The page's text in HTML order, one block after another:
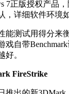
7正版授权产品
，详细软件环境
能测试用得分来
戏自带
好。
FireStrike